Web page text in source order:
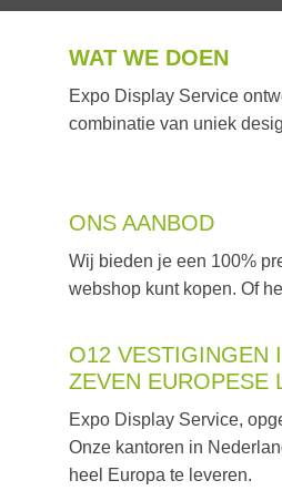
WAT WE DOEN
Expo Display Service
combinatie van uniek
ONS AANBOD
Wij bieden je een 100%
webshop kunt kopen. Of
O12 VESTIGINGEN
ZEVEN EUROPESE
Expo Display Service,
Onze kantoren in
heel Europa te leveren.